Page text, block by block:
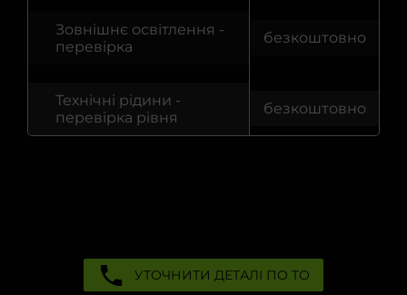
Видалення каталізатора
Чищення кондиціонера авто
Зовнішнє освітлення -
перевірка
безкоштовно
Технічні рідини -
перевірка рівня
безкоштовно
УТОЧНИТИ ДЕТАЛІ ПО ТО